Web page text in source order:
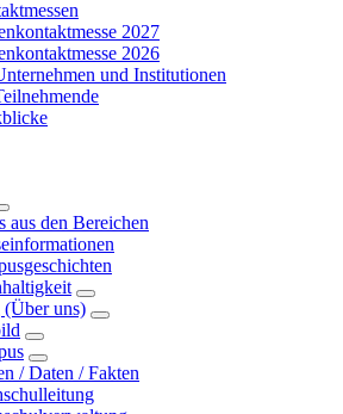
2027
2026
und Institutionen
aus den Bereichen
uns)
/ Daten / Fakten